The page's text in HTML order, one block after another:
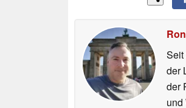
Seit
der
der
und